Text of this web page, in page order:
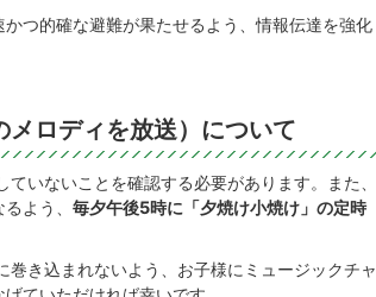
つ的確な避難が果たせるよう、情報伝達を強化
ロディを放送）について
いないことを確認する必要があります。また、
よう、 毎夕午後5時に「夕焼け小焼け」の定時
き込まれないよう、お子様にミュージックチャ